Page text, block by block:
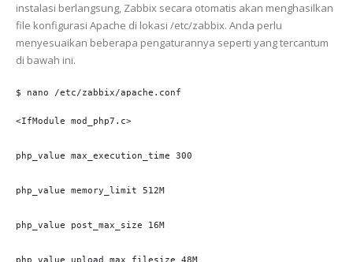
instalasi berlangsung, Zabbix secara otomatis akan menghasilkan
file konfigurasi Apache di lokasi /etc/zabbix. Anda perlu
menyesuaikan beberapa pengaturannya seperti yang tercantum
di bawah ini.
$ nano /etc/zabbix/apache.conf
<IfModule mod_php7.c>
php_value max_execution_time 300
php_value memory_limit 512M
php_value post_max_size 16M